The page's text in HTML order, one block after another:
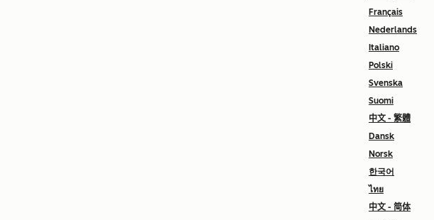
Français
Nederlands
Italiano
Polski
Svenska
Suomi
中文 - 繁體
Dansk
Norsk
한국어
ไทย
中文 - 简体